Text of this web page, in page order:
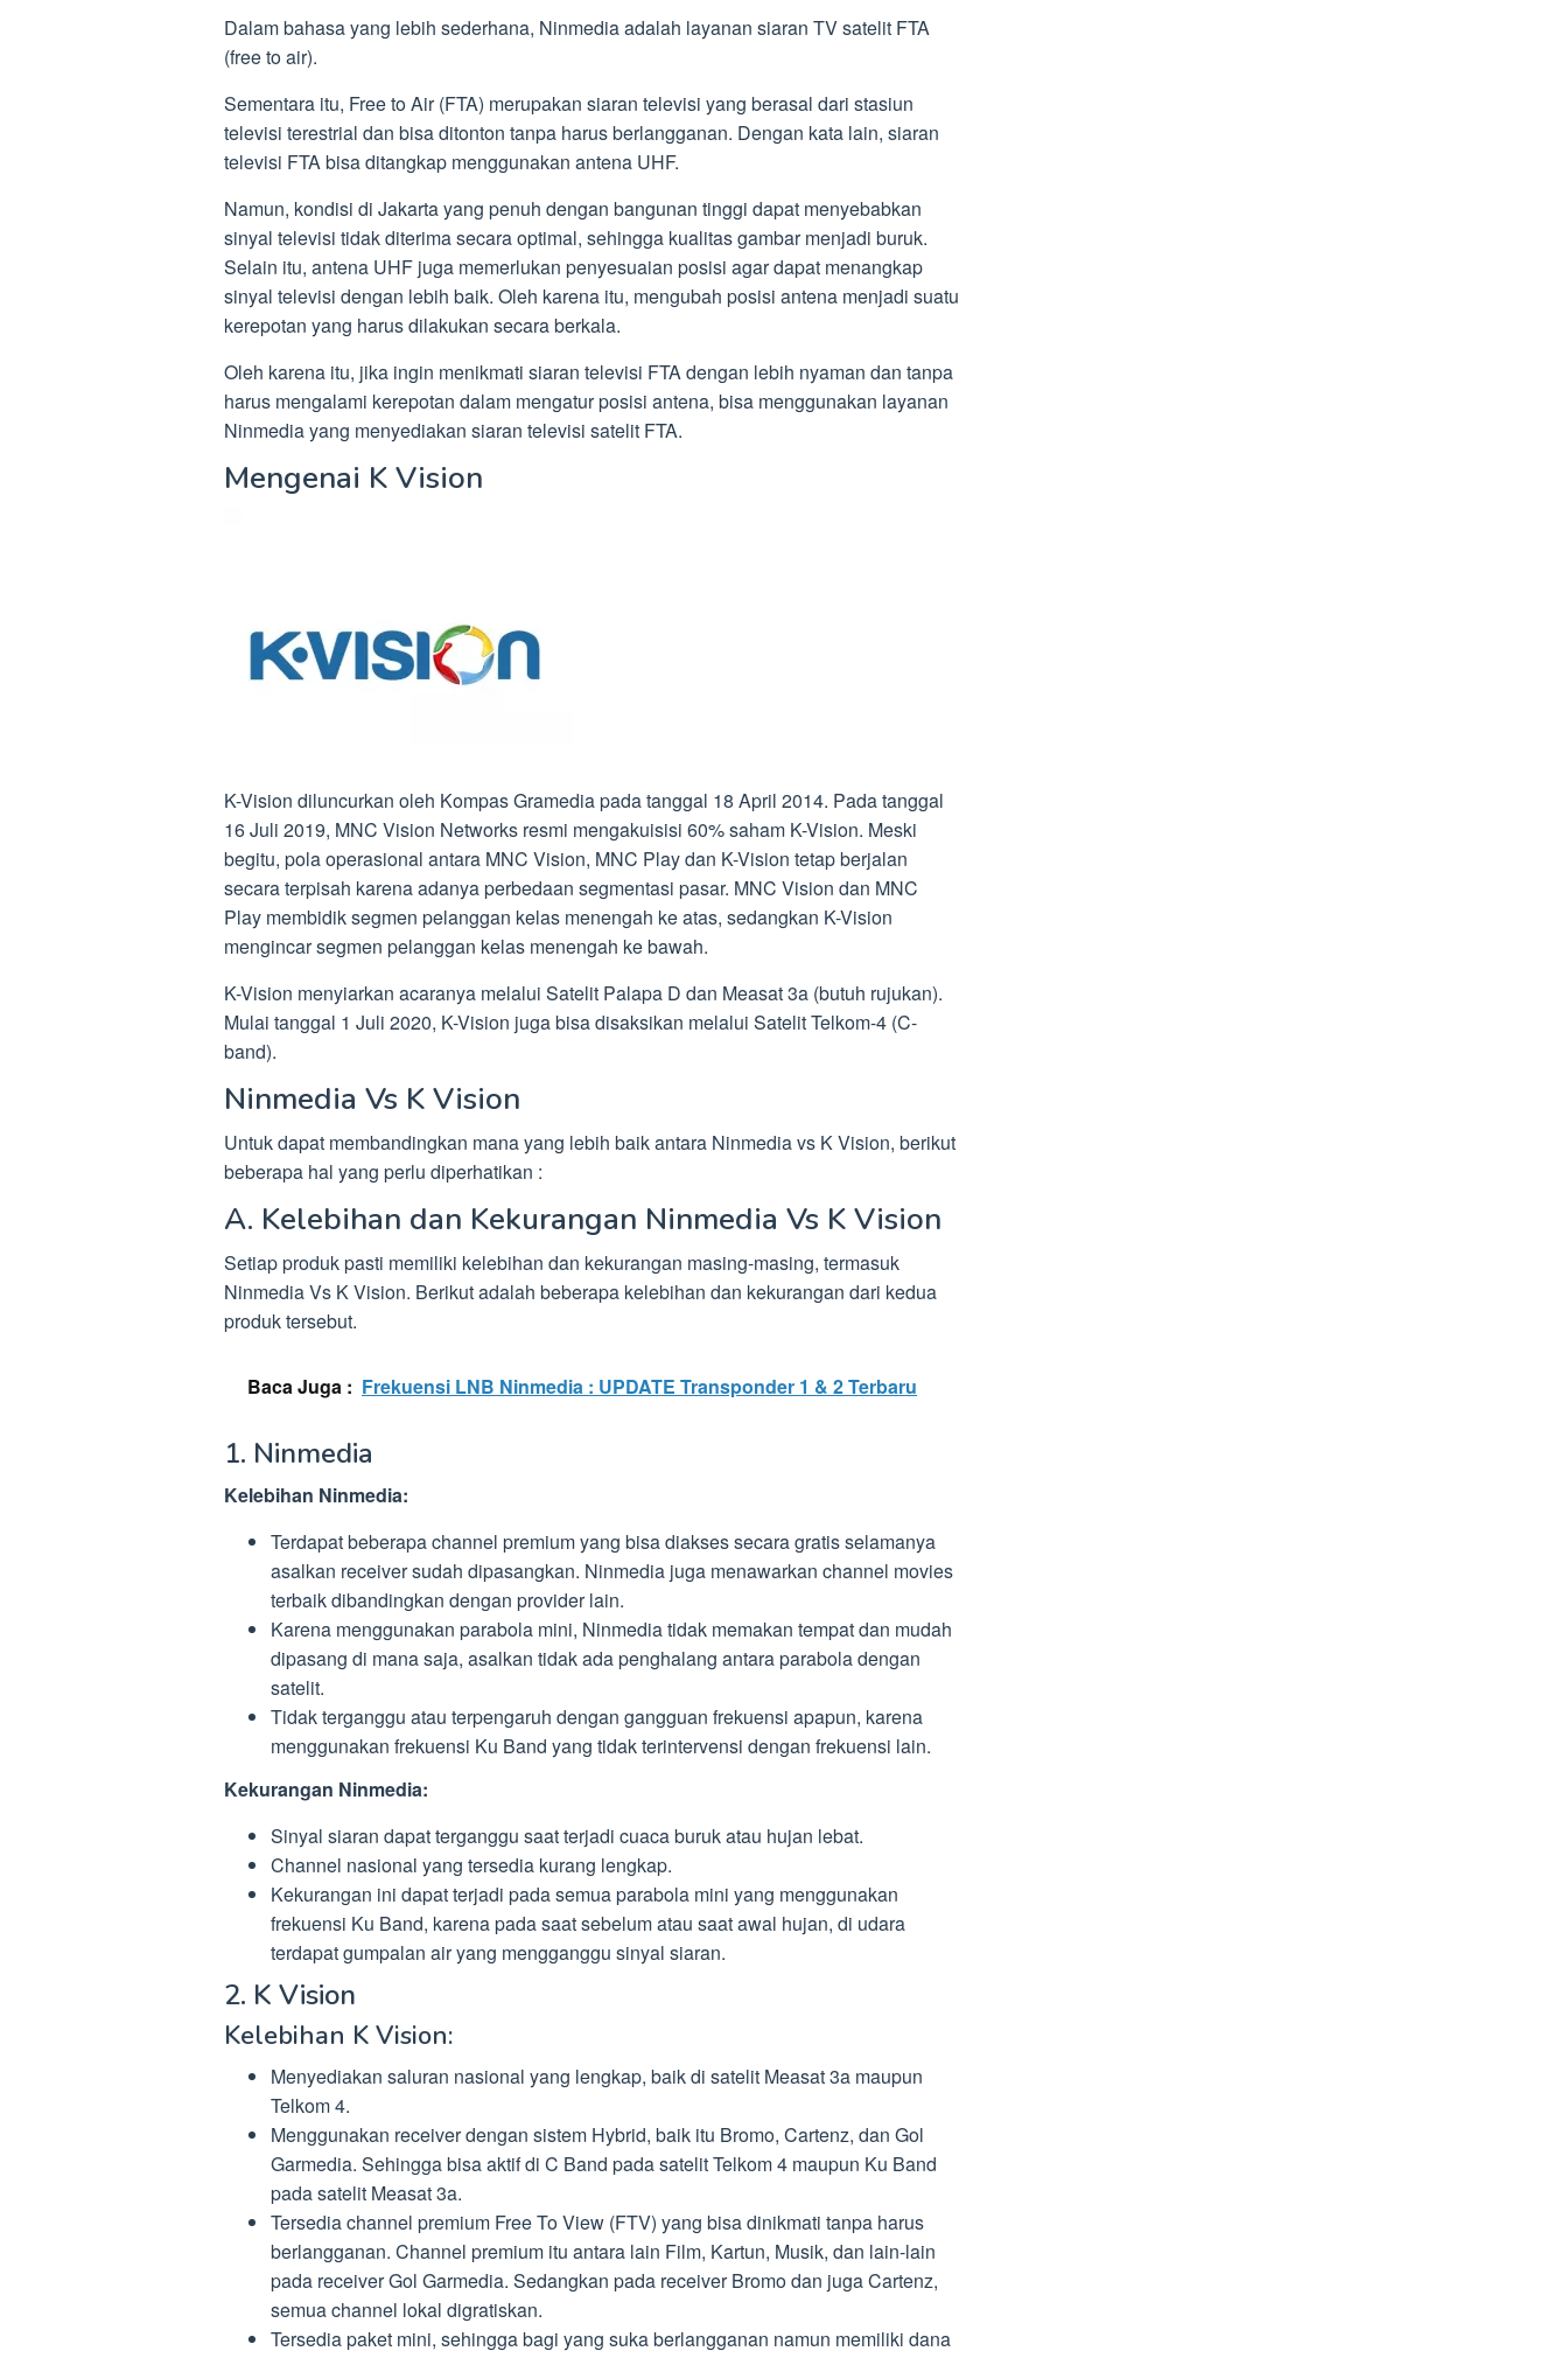
Dalam bahasa yang lebih sederhana, Ninmedia adalah layanan siaran TV satelit FTA
(free to air).
Sementara itu, Free to Air (FTA) merupakan siaran televisi yang berasal dari stasiun
televisi terestrial dan bisa ditonton tanpa harus berlangganan. Dengan kata lain, siaran
televisi FTA bisa ditangkap menggunakan antena UHF.
Namun, kondisi di Jakarta yang penuh dengan bangunan tinggi dapat menyebabkan
sinyal televisi tidak diterima secara optimal, sehingga kualitas gambar menjadi buruk.
Selain itu, antena UHF juga memerlukan penyesuaian posisi agar dapat menangkap
sinyal televisi dengan lebih baik. Oleh karena itu, mengubah posisi antena menjadi suatu
kerepotan yang harus dilakukan secara berkala.
Oleh karena itu, jika ingin menikmati siaran televisi FTA dengan lebih nyaman dan tanpa
harus mengalami kerepotan dalam mengatur posisi antena, bisa menggunakan layanan
Ninmedia yang menyediakan siaran televisi satelit FTA.
Mengenai K Vision
K-Vision diluncurkan oleh Kompas Gramedia pada tanggal 18 April 2014. Pada tanggal
16 Juli 2019, MNC Vision Networks resmi mengakuisisi 60% saham K-Vision. Meski
begitu, pola operasional antara MNC Vision, MNC Play dan K-Vision tetap berjalan
secara terpisah karena adanya perbedaan segmentasi pasar. MNC Vision dan MNC
Play membidik segmen pelanggan kelas menengah ke atas, sedangkan K-Vision
mengincar segmen pelanggan kelas menengah ke bawah.
K-Vision menyiarkan acaranya melalui Satelit Palapa D dan Measat 3a (butuh rujukan).
Mulai tanggal 1 Juli 2020, K-Vision juga bisa disaksikan melalui Satelit Telkom-4 (C-
band).
Ninmedia Vs K Vision
Untuk dapat membandingkan mana yang lebih baik antara Ninmedia vs K Vision, berikut
beberapa hal yang perlu diperhatikan :
A. Kelebihan dan Kekurangan Ninmedia Vs K Vision
Setiap produk pasti memiliki kelebihan dan kekurangan masing-masing, termasuk
Ninmedia Vs K Vision. Berikut adalah beberapa kelebihan dan kekurangan dari kedua
produk tersebut.
Baca Juga : Frekuensi LNB Ninmedia : UPDATE Transponder 1 & 2 Terbaru
1. Ninmedia
Kelebihan Ninmedia:
Terdapat beberapa channel premium yang bisa diakses secara gratis selamanya
asalkan receiver sudah dipasangkan. Ninmedia juga menawarkan channel movies
terbaik dibandingkan dengan provider lain.
Karena menggunakan parabola mini, Ninmedia tidak memakan tempat dan mudah
dipasang di mana saja, asalkan tidak ada penghalang antara parabola dengan
satelit.
Tidak terganggu atau terpengaruh dengan gangguan frekuensi apapun, karena
menggunakan frekuensi Ku Band yang tidak terintervensi dengan frekuensi lain.
Kekurangan Ninmedia:
Sinyal siaran dapat terganggu saat terjadi cuaca buruk atau hujan lebat.
Channel nasional yang tersedia kurang lengkap.
Kekurangan ini dapat terjadi pada semua parabola mini yang menggunakan
frekuensi Ku Band, karena pada saat sebelum atau saat awal hujan, di udara
terdapat gumpalan air yang mengganggu sinyal siaran.
2. K Vision
Kelebihan K Vision:
Menyediakan saluran nasional yang lengkap, baik di satelit Measat 3a maupun
Telkom 4.
Menggunakan receiver dengan sistem Hybrid, baik itu Bromo, Cartenz, dan Gol
Garmedia. Sehingga bisa aktif di C Band pada satelit Telkom 4 maupun Ku Band
pada satelit Measat 3a.
Tersedia channel premium Free To View (FTV) yang bisa dinikmati tanpa harus
berlangganan. Channel premium itu antara lain Film, Kartun, Musik, dan lain-lain
pada receiver Gol Garmedia. Sedangkan pada receiver Bromo dan juga Cartenz,
semua channel lokal digratiskan.
Tersedia paket mini, sehingga bagi yang suka berlangganan namun memiliki dana